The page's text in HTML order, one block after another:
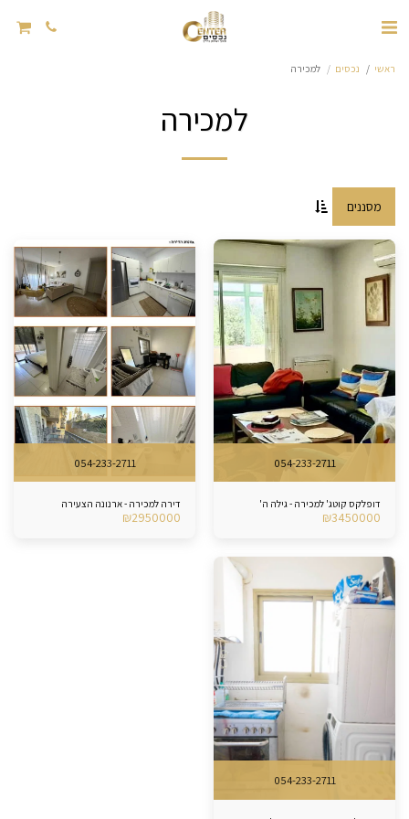
ראשי נכסים למכירה
למכירה
מסננים
054-233-2711
דופלקס קוטג' למכירה - גילה ה'
₪3450000
054-233-2711
דירה למכירה - ארנונה הצעירה
₪2950000
054-233-2711